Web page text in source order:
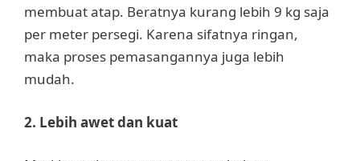
membuat atap. Beratnya kurang lebih 9 kg saja
per meter persegi. Karena sifatnya ringan,
maka proses pemasangannya juga lebih
mudah.
2. Lebih awet dan kuat